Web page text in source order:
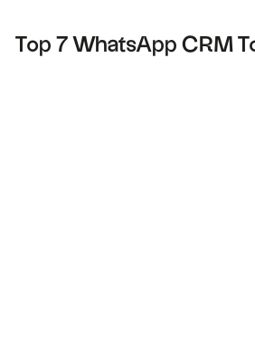
Top 7 WhatsApp CRM